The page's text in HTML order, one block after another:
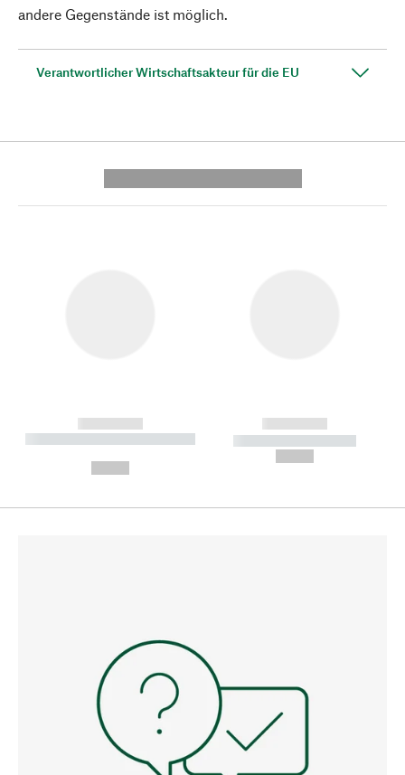
andere Gegenstände ist möglich.
Verantwortlicher Wirtschaftsakteur für die EU
------------
----------- ----------- --------
------------
----------- -----------